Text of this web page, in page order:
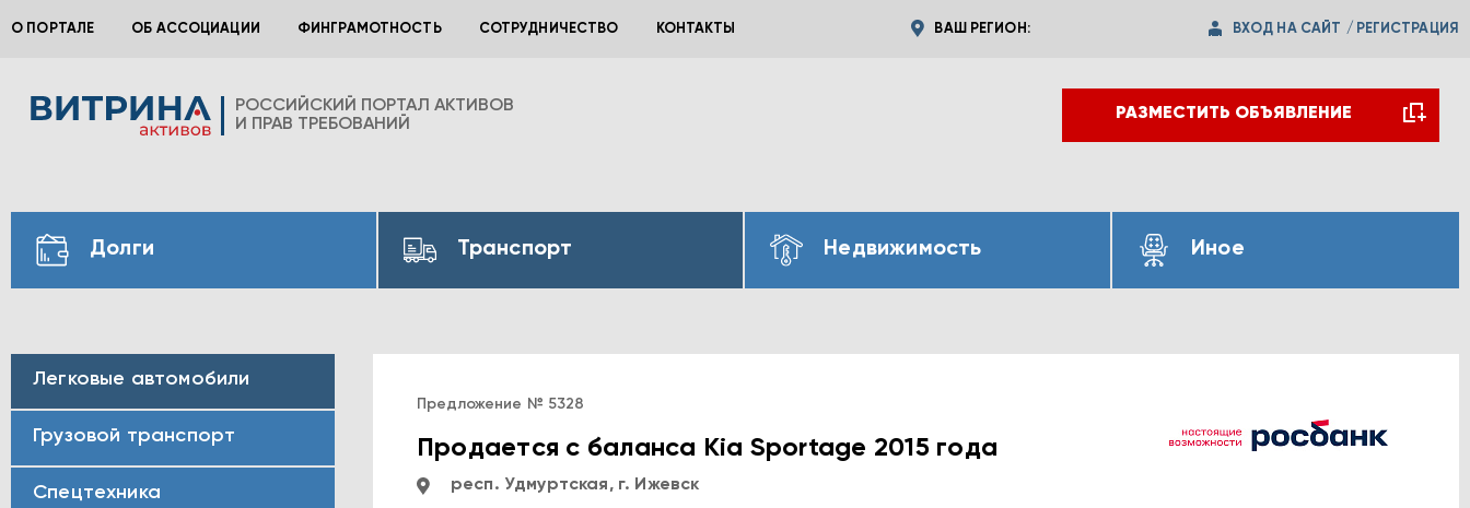
О ПОРТАЛЕ ОБ АССОЦИАЦИИ ФИНГРАМОТНОСТЬ СОТРУДНИЧЕСТВО КОНТАКТЫ ВАШ РЕГИОН: ВХОД НА САЙТ / РЕГИСТРАЦИЯ
РОССИЙСКИЙ ПОРТАЛ АКТИВОВ
И ПРАВ ТРЕБОВАНИЙ
РАЗМЕСТИТЬ ОБЪЯВЛЕНИЕ
Долги Транспорт Недвижимость Иное
Легковые автомобили
Грузовой транспорт
Спецтехника
Предложение № 5328
Продается с баланса Kia Sportage 2015 года
респ. Удмуртская, г. Ижевск